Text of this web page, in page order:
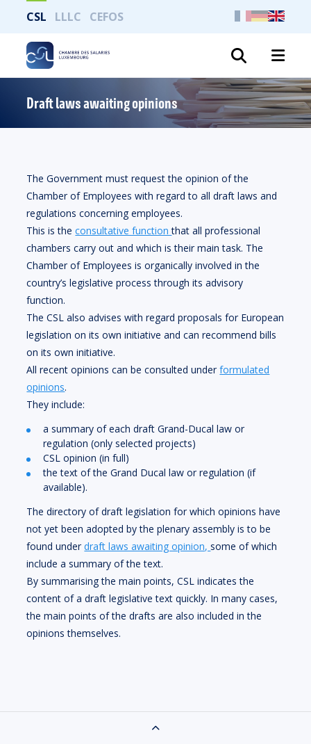
CSL LLLC CEFOS
Draft laws awaiting opinions
The Government must request the opinion of the
Chamber of Employees with regard to all draft laws and
regulations concerning employees.
This is theconsultative functionthat all professional
chambers carry out and which is their main task. The
Chamber of Employees is organically involved in the
country’s legislative process through its advisory
function.
The CSL also advises with regard proposals for European
legislation on its own initiative and can recommend bills
on its own initiative.
All recent opinions can be consulted underformulated
opinions.
They include:
a summary of each draft Grand-Ducal law or
regulation (only selected projects)
CSL opinion (in full)
the text of the Grand Ducal law or regulation (if
available).
The directory of draft legislation for which opinions have
not yet been adopted by the plenary assembly is to be
found underdraft laws awaiting opinion,some of which
include a summary of the text.
By summarising the main points, CSL indicates the
content of a draft legislative text quickly. In many cases,
the main points of the drafts are also included in the
opinions themselves.